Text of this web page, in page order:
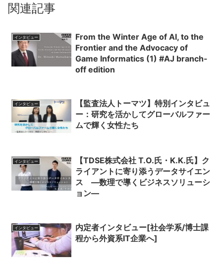
関連記事
インタビュー
From the Winter Age of AI, to the
Frontier and the Advocacy of
Game Informatics (1) #AJ branch-
off edition
インタビュー
【監査法人トーマツ】特別インタビュ
ー：研究を活かしてグローバルファー
ムで輝く女性たち
インタビュー
【TDSE株式会社 T.O.氏・K.K.氏】ク
ライアントに寄り添うデータサイエン
ス ―数理で導くビジネスソリューシ
ョン―
インタビュー
内定者インタビュー[社会学系/博士課
程から外資系IT企業へ]